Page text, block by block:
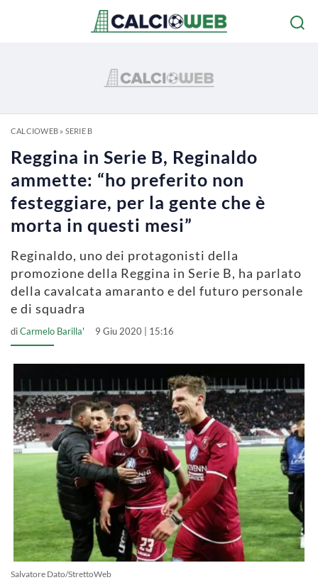
CALCIOWEB» SERIE B
Reggina in Serie B, Reginaldo
ammette: “ho preferito non
festeggiare, per la gente che è
morta in questi mesi”
Reginaldo, uno dei protagonisti della
promozione della Reggina in Serie B, ha parlato
della cavalcata amaranto e del futuro personale
e di squadra
diCarmelo Barilla' 9 Giu 2020 | 15:16
Salvatore Dato/StrettoWeb